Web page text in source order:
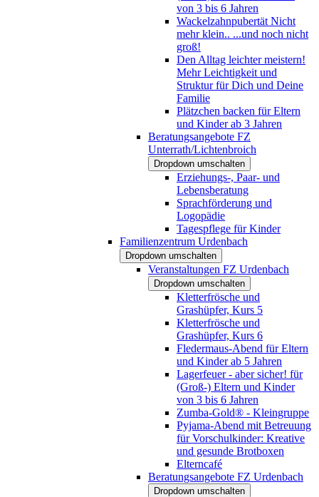
von 3 bis 6 Jahren
Wackelzahnpubertät Nicht
mehr klein.. ...und noch nicht
groß!
Den Alltag leichter meistern!
Mehr Leichtigkeit und
Struktur für Dich und Deine
Familie
Plätzchen backen für Eltern
und Kinder ab 3 Jahren
Beratungsangebote FZ
Unterrath/Lichtenbroich
Dropdown umschalten
Erziehungs-, Paar- und
Lebensberatung
Sprachförderung und
Logopädie
Tagespflege für Kinder
Familienzentrum Urdenbach
Dropdown umschalten
Veranstaltungen FZ Urdenbach
Dropdown umschalten
Kletterfrösche und
Grashüpfer, Kurs 5
Kletterfrösche und
Grashüpfer, Kurs 6
Fledermaus-Abend für Eltern
und Kinder ab 5 Jahren
Lagerfeuer - aber sicher! für
(Groß-) Eltern und Kinder
von 3 bis 6 Jahren
Zumba-Gold® - Kleingruppe
Pyjama-Abend mit Betreuung
für Vorschulkinder: Kreative
und gesunde Brotboxen
Elterncafé
Beratungsangebote FZ Urdenbach
Dropdown umschalten